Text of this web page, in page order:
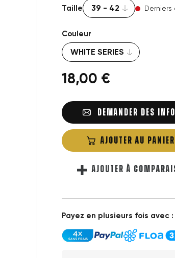
Taille
Couleur
18,00 €
DEMANDER DES
AJOUTER AU PANIER
AJOUTER À
Payez en plusieurs fois avec :